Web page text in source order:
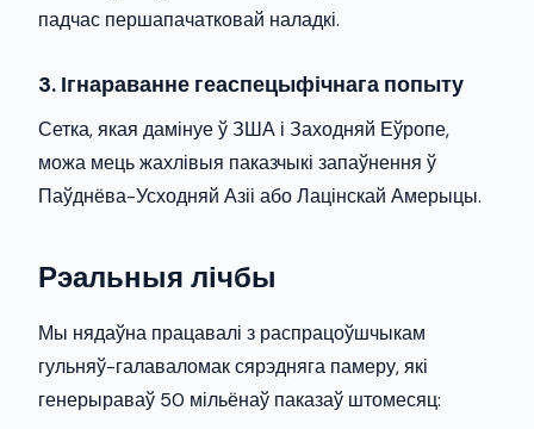
падчас першапачатковай наладкі.
3. Ігнараванне геаспецыфічнага попыту
Сетка, якая дамінуе ў ЗША і Заходняй Еўропе,
можа мець жахлівыя паказчыкі запаўнення ў
Паўднёва-Усходняй Азіі або Лацінскай Амерыцы.
Рэальныя лічбы
Мы нядаўна працавалі з распрацоўшчыкам
гульняў-галаваломак сярэдняга памеру, які
генерыраваў 50 мільёнаў паказаў штомесяц: